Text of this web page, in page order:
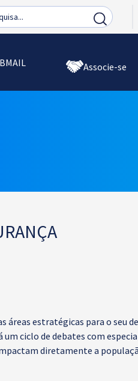
Associe-se
áreas estratégicas para o seu
um ciclo de debates com
diretamente a